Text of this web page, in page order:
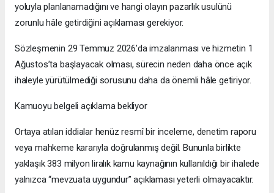
yoluyla planlanamadığını ve hangi olayın pazarlık usulünü
zorunlu hâle getirdiğini açıklaması gerekiyor.
Sözleşmenin 29 Temmuz 2026’da imzalanması ve hizmetin 1
Ağustos’ta başlayacak olması, sürecin neden daha önce açık
ihaleyle yürütülmediği sorusunu daha da önemli hâle getiriyor.
Kamuoyu belgeli açıklama bekliyor
Ortaya atılan iddialar henüz resmî bir inceleme, denetim raporu
veya mahkeme kararıyla doğrulanmış değil. Bununla birlikte
yaklaşık 383 milyon liralık kamu kaynağının kullanıldığı bir ihalede
yalnızca “mevzuata uygundur” açıklaması yeterli olmayacaktır.